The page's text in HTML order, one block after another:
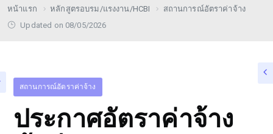
หน้าแรก หลักสูตรอบรม/แรงงาน/HCBI
สถานการณ์อัตราค่าจ้าง
Updated on 08/05/2026
สถานการณ์อัตราค่าจ้าง
ประกาศอัตราค่าจ้าง